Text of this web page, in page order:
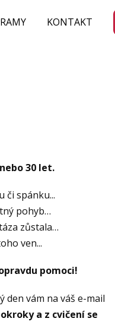
KONTAKT
30 let.
či spánku...
pohyb…
zůstala…
ven...
opravdu pomoci!
den vám na váš e-mail
a z cvičení se